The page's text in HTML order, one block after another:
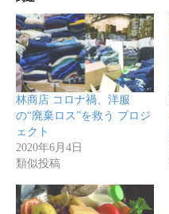
林商店 コロナ禍、洋服
の“廃棄ロス”を救う プロジ
ェクト
2020年6月4日
類似投稿